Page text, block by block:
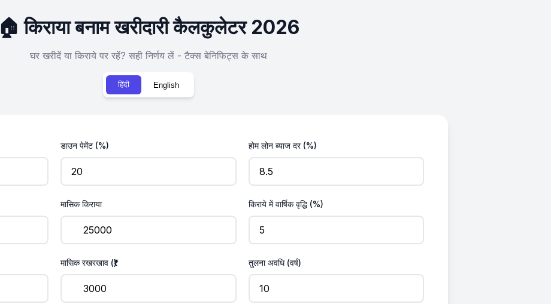
🏠 किराया बनाम खरीदारी कैलकुलेटर 2026
घर खरीदें या किराये पर रहें? सही निर्णय लें - टैक्स बेनिफिट्स के साथ
हिंदी English
डाउन पेमेंट (%) होम लोन ब्याज दर (%)
मासिक किराया किराये में वार्षिक वृद्धि (%)
मासिक रखरखाव (₹) तुलना अवधि (वर्ष)